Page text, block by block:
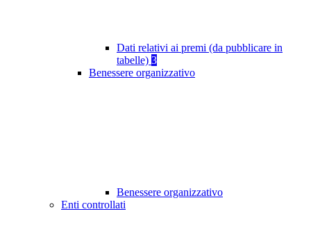
Dati relativi ai premi (da pubblicare in
tabelle) 3
Benessere organizzativo
Benessere organizzativo
Enti controllati